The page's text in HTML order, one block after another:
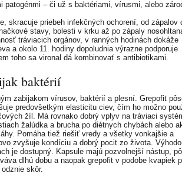
patogénmi – či už s baktériami, vírusmi, alebo
skracuje priebeh infekčných ochorení, od zápalov
stavy, bolesti v krku až po zápaly
tráviacich orgánov, v ranných hodinách dokáže
a okolo 11. hodiny dopoludnia výrazne podporuje
toho sa vironal dá kombinovať s antibiotikami.
baktérií
zabijakom vírusov, baktérií a plesní. Grepofit
predovšetkým elasticitu ciev, čím ho možno
žíl. Má rovnako dobrý vplyv na tráviaci
žalúdka a brucha po diétnych chybách alebo
Pomáha tiež riešiť vredy a všetky vonkajšie a
zvyšuje kondíciu a dobrý pocit zo života.
je dostupný. Kapsule majú pozvolnejší nástup,
dlhú dobu a naopak grepofit v podobe kvapiek
skôr.